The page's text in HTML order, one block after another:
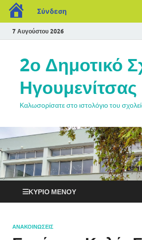
Σύνδεση
7 Αυγούστου 2026
2ο Δημοτικό
Ηγουμενίτσας
Καλωσορίσατε στο ιστολόγιο του
ΚΎΡΙΟ ΜΕΝΟΎ
ΑΝΑΚΟΙΝΏΣΕΙΣ